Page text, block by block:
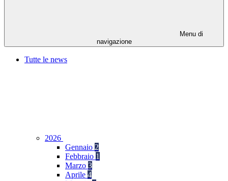
Menu di
navigazione
Tutte le news
2026
Gennaio 2
Febbraio 1
Marzo 3
Aprile 4